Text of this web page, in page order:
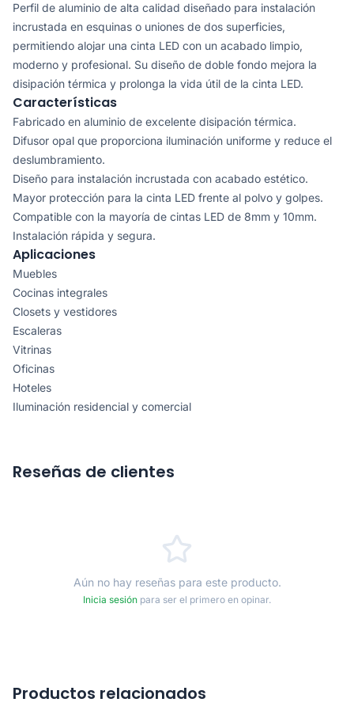
Perfil de aluminio de alta calidad diseñado para instalación
incrustada en esquinas o uniones de dos superficies,
permitiendo alojar una cinta LED con un acabado limpio,
moderno y profesional. Su diseño de doble fondo mejora la
disipación térmica y prolonga la vida útil de la cinta LED.
Características
Fabricado en aluminio de excelente disipación térmica.
Difusor opal que proporciona iluminación uniforme y reduce el
deslumbramiento.
Diseño para instalación incrustada con acabado estético.
Mayor protección para la cinta LED frente al polvo y golpes.
Compatible con la mayoría de cintas LED de 8mm y 10mm.
Instalación rápida y segura.
Aplicaciones
Muebles
Cocinas integrales
Closets y vestidores
Escaleras
Vitrinas
Oficinas
Hoteles
Iluminación residencial y comercial
Reseñas de clientes
Aún no hay reseñas para este producto.
Inicia sesión para ser el primero en opinar.
Productos relacionados